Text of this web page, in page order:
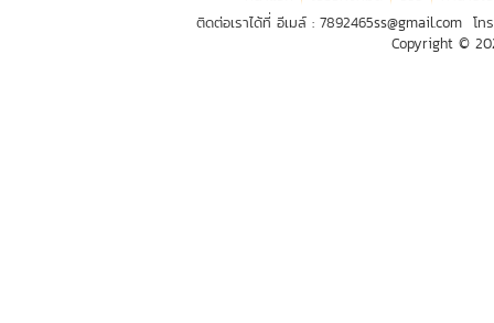
ติดต่อเราได้ที่ อีเมล์ : 7892465ss@gmail.com โท
Copyright ©